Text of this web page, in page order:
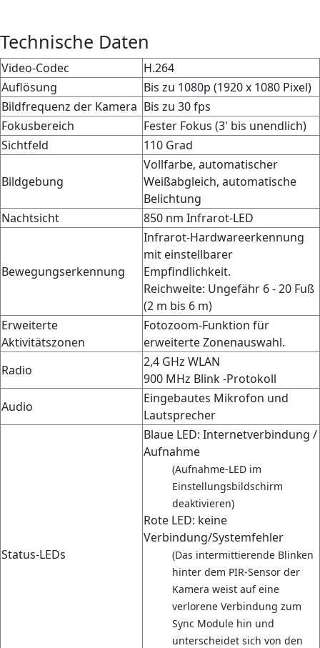
Technische Daten
Video-Codec
H.264
Auflösung
Bis zu 1080p (1920 x 1080 Pixel)
Bildfrequenz der Kamera Bis zu 30 fps
Fokusbereich
Fester Fokus (3' bis unendlich)
Sichtfeld
110 Grad
Bildgebung
Vollfarbe, automatischer
Weißabgleich, automatische
Belichtung
Nachtsicht
850 nm Infrarot-LED
Bewegungserkennung
Infrarot-Hardwareerkennung
mit einstellbarer
Empfindlichkeit.
Reichweite: Ungefähr 6 - 20 Fuß
(2 m bis 6 m)
Erweiterte
Aktivitätszonen
Fotozoom-Funktion für
erweiterte Zonenauswahl.
Radio
2,4 GHz WLAN
900 MHz Blink -Protokoll
Audio
Eingebautes Mikrofon und
Lautsprecher
Status-LEDs
Blaue LED: Internetverbindung /
Aufnahme
(Aufnahme-LED im
Einstellungsbildschirm
deaktivieren)
Rote LED: keine
Verbindung/Systemfehler
(Das intermittierende Blinken
hinter dem PIR-Sensor der
Kamera weist auf eine
verlorene Verbindung zum
Sync Module hin und
unterscheidet sich von den